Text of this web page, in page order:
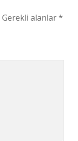
Gerekli alanlar*